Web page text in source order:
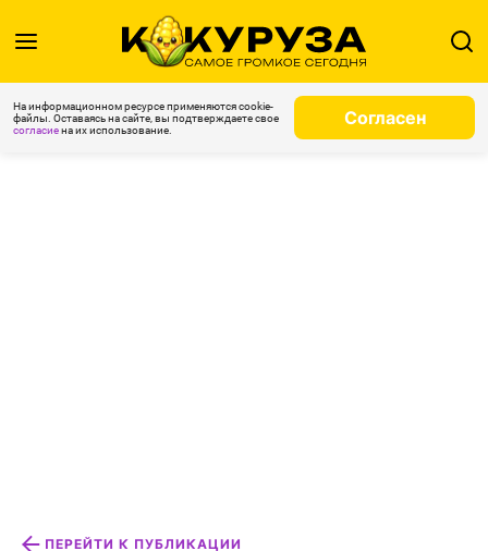
На информационном ресурсе применяются cookie-
файлы. Оставаясь на сайте, вы подтверждаете свое
согласиена их использование.
Согласен
ПЕРЕЙТИ К ПУБЛИКАЦИИ